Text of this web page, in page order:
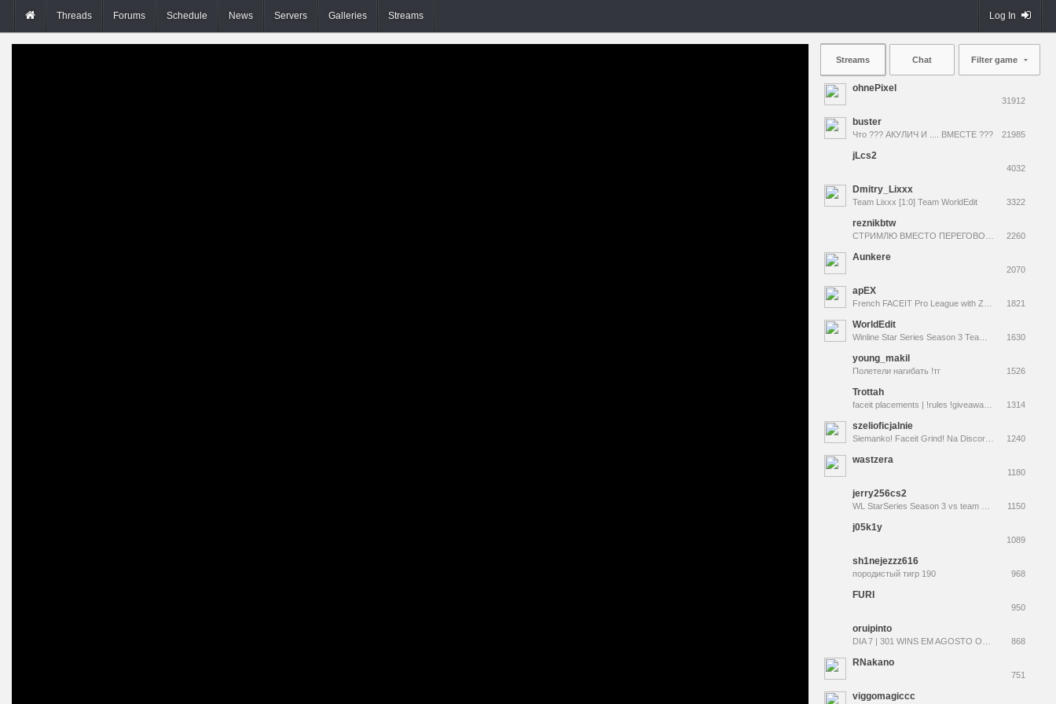
Threads Forums Schedule News Servers Galleries Streams Log In
Streams Chat Filter game
ohnePixel
31912
buster
Что ??? АКУЛИЧ И .... ВМЕСТЕ ??? 21985
jLcs2
4032
Dmitry_Lixxx
Team Lixxx [1:0] Team WorldEdit 3322
reznikbtw
2260
Aunkere
2070
apEX
1821
WorldEdit
1630
young_makil
Полетели нагибать !тг 1526
Trottah
1314
szelioficjalnie
1240
wastzera
1180
jerry256cs2
1150
j05k1y
1089
sh1nejezzz616
породистый тигр 190 968
FURI
950
oruipinto
868
RNakano
751
viggomagiccc